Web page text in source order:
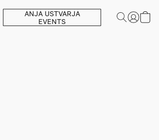
ANJA USTVARJA
EVENTS